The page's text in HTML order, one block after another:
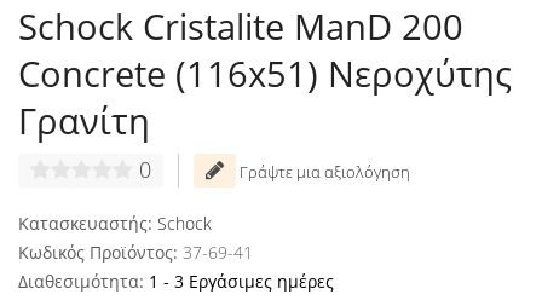
Schock Cristalite ManD 200
Concrete (116x51) Νεροχύτης
Γρανίτη
0 Γράψτε μια αξιολόγηση
Κατασκευαστής: Schock
Κωδικός Προϊόντος: 37-69-41
Διαθεσιμότητα: 1 - 3 Εργάσιμες ημέρες